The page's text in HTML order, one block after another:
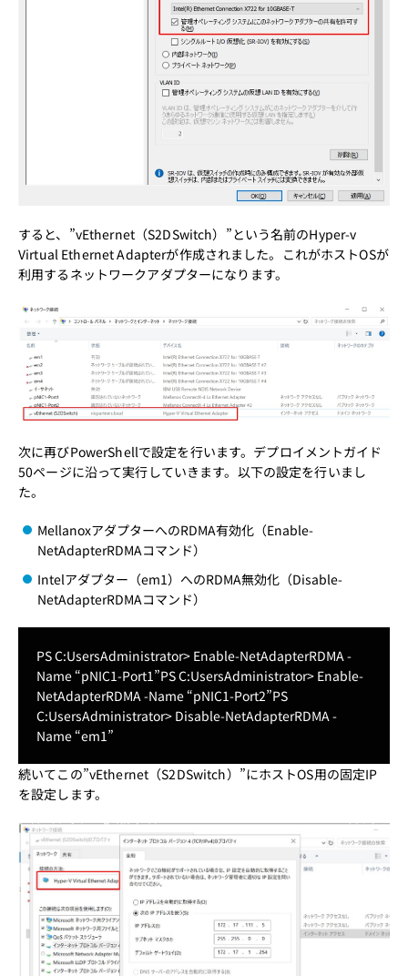
すると、”vEthernet（S2DSwitch）”という名前のHyper-v
Virtual Ethernet Adapterが作成されました。これがホストOSが
利用するネットワークアダプターになります。
次に再びPowerShellで設定を行います。デプロイメントガイド
50ページに沿って実行していきます。以下の設定を行いまし
た。
MellanoxアダプターへのRDMA有効化（Enable-
NetAdapterRDMAコマンド）
Intelアダプター（em1）へのRDMA無効化（Disable-
NetAdapterRDMAコマンド）
PS C:UsersAdministrator> Enable-NetAdapterRDMA -
Name “pNIC1-Port1”PS C:UsersAdministrator> Enable-
NetAdapterRDMA -Name “pNIC1-Port2”PS
C:UsersAdministrator> Disable-NetAdapterRDMA -
Name “em1”
続いてこの”vEthernet（S2DSwitch）”にホストOS用の固定IP
を設定します。